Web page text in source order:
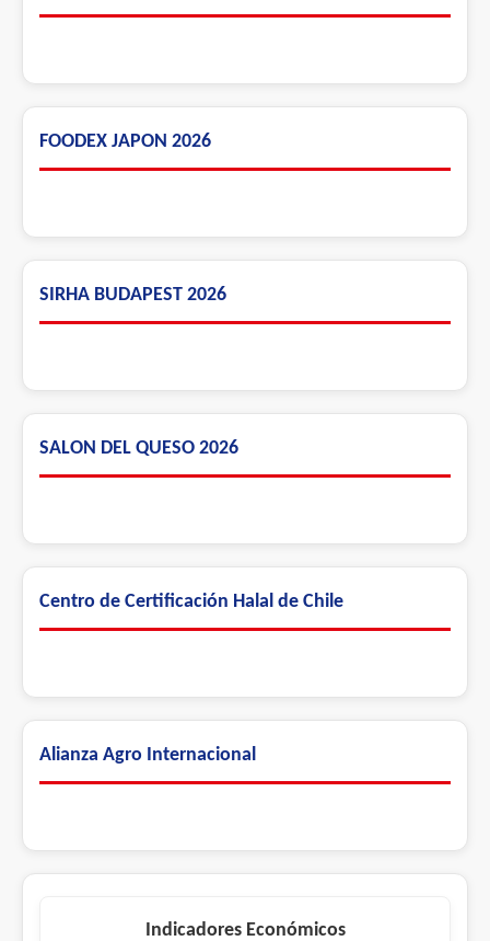
FOODEX JAPON 2026
SIRHA BUDAPEST 2026
SALON DEL QUESO 2026
Centro de Certificación Halal de Chile
Alianza Agro Internacional
Indicadores Económicos